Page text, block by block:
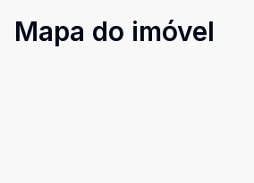
Mapa do imóvel